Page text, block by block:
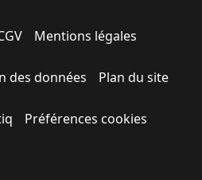
Mentions légales
des données Plan du site
Préférences cookies